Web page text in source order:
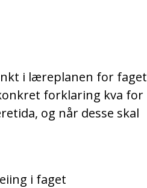
i læreplanen for faget
forklaring kva for
og når desse skal
i faget